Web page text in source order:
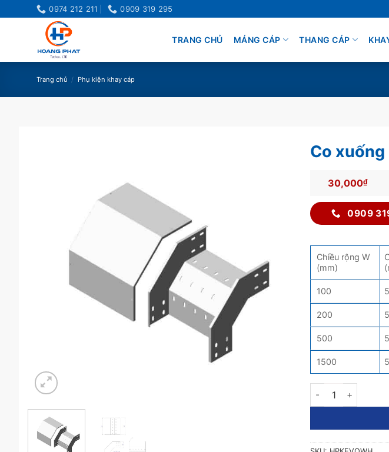
qua
0974 212 211 0909 319 295
TRANG CHỦ MÁNG CÁP THANG CÁP
Trang chủ / Phụ kiện khay cáp
Co
30,000₫
0909
Chiều rộng W
(mm)
100
200
500
1500
Co xuống khay